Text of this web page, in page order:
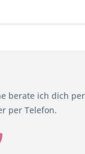
berate ich dich per
per Telefon.